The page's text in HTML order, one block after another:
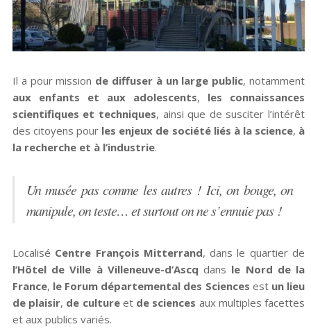
Il a pour mission de diffuser à un large public, notamment
aux enfants et aux adolescents, les connaissances
scientifiques et techniques, ainsi que de susciter l’intérêt
des citoyens pour les enjeux de société liés à la science, à
la recherche et à l’industrie.
Un musée pas comme les autres ! Ici, on bouge, on
manipule, on teste… et surtout on ne s’ennuie pas !
Localisé Centre François Mitterrand, dans le quartier de
l’Hôtel de Ville à Villeneuve-d’Ascq dans le Nord de la
France, le Forum départemental des Sciences est un lieu
de plaisir, de cultureet de sciences aux multiples facettes
et aux publics variés.